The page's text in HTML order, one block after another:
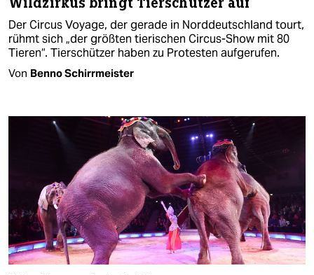
Der Circus Voyage, der gerade in Norddeutschland tourt,
rühmt sich „der größten tierischen Circus-Show mit 80
Tieren“. Tierschützer haben zu Protesten aufgerufen.
Von Benno Schirrmeister